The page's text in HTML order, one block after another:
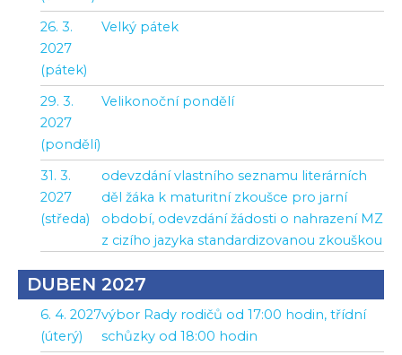
26. 3.
2027
(pátek)
Velký pátek
29. 3.
2027
(pondělí)
Velikonoční pondělí
31. 3.
2027
(středa)
odevzdání vlastního seznamu literárních
děl žáka k maturitní zkoušce pro jarní
období, odevzdání žádosti o nahrazení MZ
z cizího jazyka standardizovanou zkouškou
DUBEN 2027
6. 4. 2027
(úterý)
výbor Rady rodičů od 17:00 hodin, třídní
schůzky od 18:00 hodin